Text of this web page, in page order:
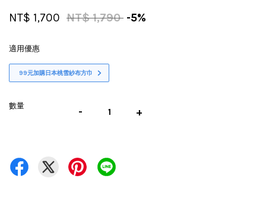
NT$ 1,700 NT$ 1,790 -5%
適用優惠
99元加購日本桃雪紗布方巾
數量 - +